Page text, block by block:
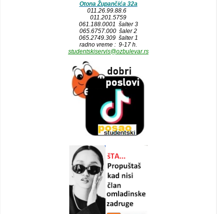
Otona Župančića 32a
011.26.99.88.6
011.201.5759
061.188.0001 šalter 3
065.6757.000 šaler 2
065.2749.309 šalter 1
radno vreme : 9-17 h.
studentskiservis@ozbulevar.rs